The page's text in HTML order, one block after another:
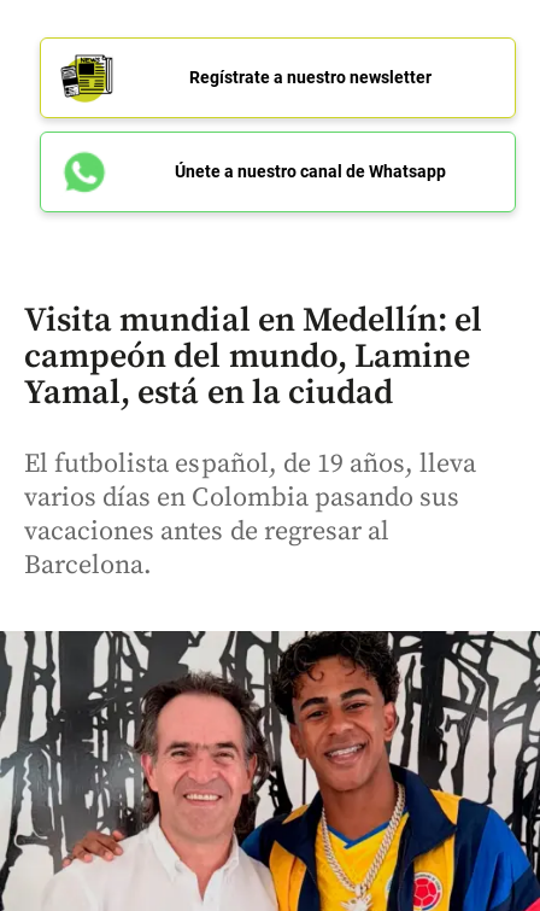
Regístrate a nuestro newsletter
Únete a nuestro canal de Whatsapp
Visita mundial en Medellín: el
campeón del mundo, Lamine
Yamal, está en la ciudad
El futbolista español, de 19 años, lleva
varios días en Colombia pasando sus
vacaciones antes de regresar al
Barcelona.